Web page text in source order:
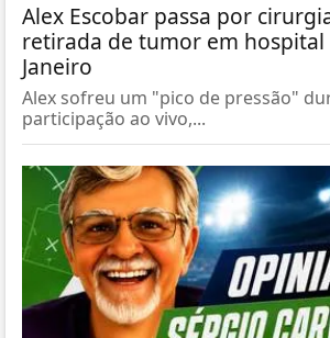
Alex Escobar passa por
retirada de tumor em hospital
Janeiro
Alex sofreu um "pico de pressão"
participação ao vivo,...